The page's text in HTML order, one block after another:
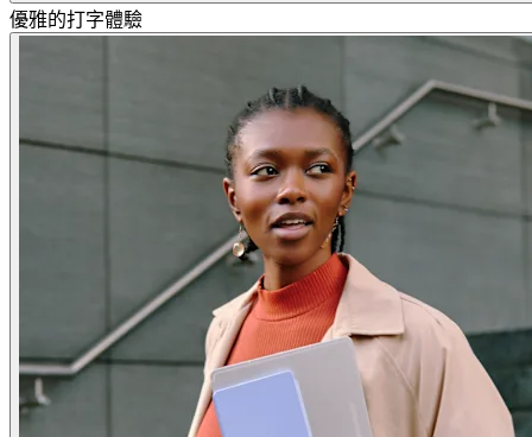
優雅的打字體驗